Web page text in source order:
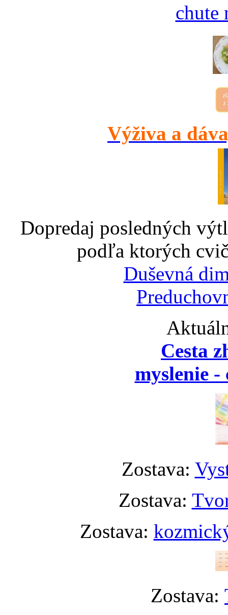
chute
Výživa a
Dopredaj posledných
podľa ktorých
Duševná
Cesta
myslenie
Zostava:
Zostava:
Zostava:
Zostava: